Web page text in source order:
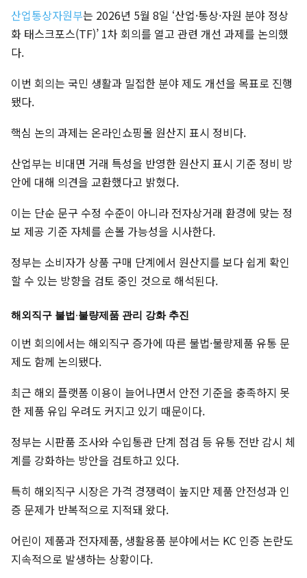
산업통상자원부는 2026년 5월 8일 ‘산업·통상·자원 분야 정상
화 태스크포스(TF)’ 1차 회의를 열고 관련 개선 과제를 논의했
다.
이번 회의는 국민 생활과 밀접한 분야 제도 개선을 목표로 진행
됐다.
핵심 논의 과제는 온라인쇼핑몰 원산지 표시 정비다.
산업부는 비대면 거래 특성을 반영한 원산지 표시 기준 정비 방
안에 대해 의견을 교환했다고 밝혔다.
이는 단순 문구 수정 수준이 아니라 전자상거래 환경에 맞는 정
보 제공 기준 자체를 손볼 가능성을 시사한다.
정부는 소비자가 상품 구매 단계에서 원산지를 보다 쉽게 확인
할 수 있는 방향을 검토 중인 것으로 해석된다.
해외직구 불법·불량제품 관리 강화 추진
이번 회의에서는 해외직구 증가에 따른 불법·불량제품 유통 문
제도 함께 논의됐다.
최근 해외 플랫폼 이용이 늘어나면서 안전 기준을 충족하지 못
한 제품 유입 우려도 커지고 있기 때문이다.
정부는 시판품 조사와 수입통관 단계 점검 등 유통 전반 감시 체
계를 강화하는 방안을 검토하고 있다.
특히 해외직구 시장은 가격 경쟁력이 높지만 제품 안전성과 인
증 문제가 반복적으로 지적돼 왔다.
어린이 제품과 전자제품, 생활용품 분야에서는 KC 인증 논란도
지속적으로 발생하는 상황이다.